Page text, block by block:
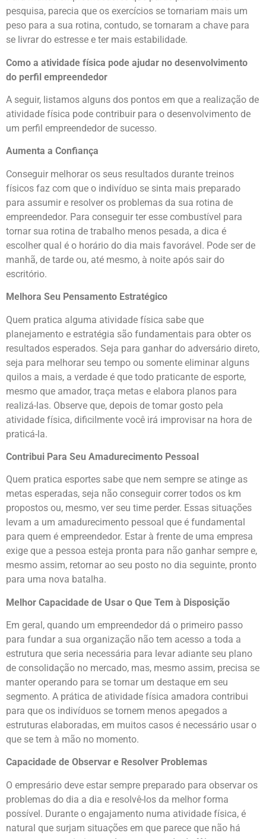
pesquisa, parecia que os exercícios se tornariam mais um
peso para a sua rotina, contudo, se tornaram a chave para
se livrar do estresse e ter mais estabilidade.
Como a atividade física pode ajudar no desenvolvimento
do perfil empreendedor
A seguir, listamos alguns dos pontos em que a realização de
atividade física pode contribuir para o desenvolvimento de
um perfil empreendedor de sucesso.
Aumenta a Confiança
Conseguir melhorar os seus resultados durante treinos
físicos faz com que o indivíduo se sinta mais preparado
para assumir e resolver os problemas da sua rotina de
empreendedor. Para conseguir ter esse combustível para
tornar sua rotina de trabalho menos pesada, a dica é
escolher qual é o horário do dia mais favorável. Pode ser de
manhã, de tarde ou, até mesmo, à noite após sair do
escritório.
Melhora Seu Pensamento Estratégico
Quem pratica alguma atividade física sabe que
planejamento e estratégia são fundamentais para obter os
resultados esperados. Seja para ganhar do adversário direto,
seja para melhorar seu tempo ou somente eliminar alguns
quilos a mais, a verdade é que todo praticante de esporte,
mesmo que amador, traça metas e elabora planos para
realizá-las. Observe que, depois de tomar gosto pela
atividade física, dificilmente você irá improvisar na hora de
praticá-la.
Contribui Para Seu Amadurecimento Pessoal
Quem pratica esportes sabe que nem sempre se atinge as
metas esperadas, seja não conseguir correr todos os km
propostos ou, mesmo, ver seu time perder. Essas situações
levam a um amadurecimento pessoal que é fundamental
para quem é empreendedor. Estar à frente de uma empresa
exige que a pessoa esteja pronta para não ganhar sempre e,
mesmo assim, retornar ao seu posto no dia seguinte, pronto
para uma nova batalha.
Melhor Capacidade de Usar o Que Tem à Disposição
Em geral, quando um empreendedor dá o primeiro passo
para fundar a sua organização não tem acesso a toda a
estrutura que seria necessária para levar adiante seu plano
de consolidação no mercado, mas, mesmo assim, precisa se
manter operando para se tornar um destaque em seu
segmento. A prática de atividade física amadora contribui
para que os indivíduos se tornem menos apegados a
estruturas elaboradas, em muitos casos é necessário usar o
que se tem à mão no momento.
Capacidade de Observar e Resolver Problemas
O empresário deve estar sempre preparado para observar os
problemas do dia a dia e resolvê-los da melhor forma
possível. Durante o engajamento numa atividade física, é
natural que surjam situações em que parece que não há